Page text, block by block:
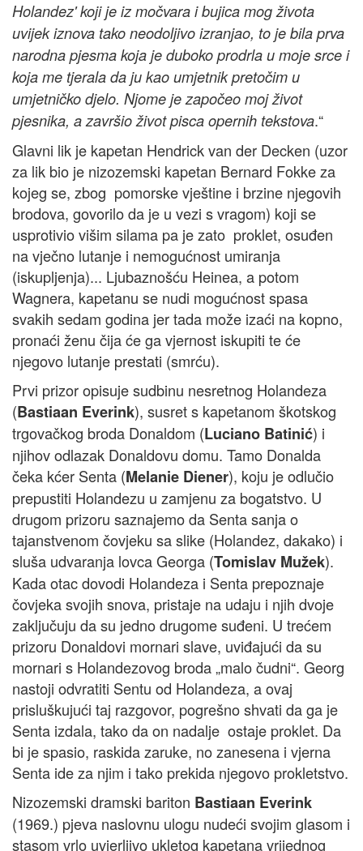
Holandez' koji je iz močvara i bujica mog života
uvijek iznova tako neodoljivo izranjao, to je bila prva
narodna pjesma koja je duboko prodrla u moje srce i
koja me tjerala da ju kao umjetnik pretočim u
umjetničko djelo. Njome je započeo moj život
pjesnika, a završio život pisca opernih tekstova.“
Glavni lik je kapetan Hendrick van der Decken (uzor
za lik bio je nizozemski kapetan Bernard Fokke za
kojeg se, zbog pomorske vještine i brzine njegovih
brodova, govorilo da je u vezi s vragom) koji se
usprotivio višim silama pa je zato proklet, osuđen
na vječno lutanje i nemogućnost umiranja
(iskupljenja)... Ljubaznošću Heinea, a potom
Wagnera, kapetanu se nudi mogućnost spasa
svakih sedam godina jer tada može izaći na kopno,
pronaći ženu čija će ga vjernost iskupiti te će
njegovo lutanje prestati (smrću).
Prvi prizor opisuje sudbinu nesretnog Holandeza
(Bastiaan Everink), susret s kapetanom škotskog
trgovačkog broda Donaldom (Luciano Batinić) i
njihov odlazak Donaldovu domu. Tamo Donalda
čeka kćer Senta (Melanie Diener), koju je odlučio
prepustiti Holandezu u zamjenu za bogatstvo. U
drugom prizoru saznajemo da Senta sanja o
tajanstvenom čovjeku sa slike (Holandez, dakako) i
sluša udvaranja lovca Georga (Tomislav Mužek).
Kada otac dovodi Holandeza i Senta prepoznaje
čovjeka svojih snova, pristaje na udaju i njih dvoje
zaključuju da su jedno drugome suđeni. U trećem
prizoru Donaldovi mornari slave, uviđajući da su
mornari s Holandezovog broda „malo čudni“. Georg
nastoji odvratiti Sentu od Holandeza, a ovaj
prisluškujući taj razgovor, pogrešno shvati da ga je
Senta izdala, tako da on nadalje ostaje proklet. Da
bi je spasio, raskida zaruke, no zanesena i vjerna
Senta ide za njim i tako prekida njegovo prokletstvo.
Nizozemski dramski bariton Bastiaan Everink
(1969.) pjeva naslovnu ulogu nudeći svojim glasom i
stasom vrlo uvjerljivo ukletog kapetana vrijednog